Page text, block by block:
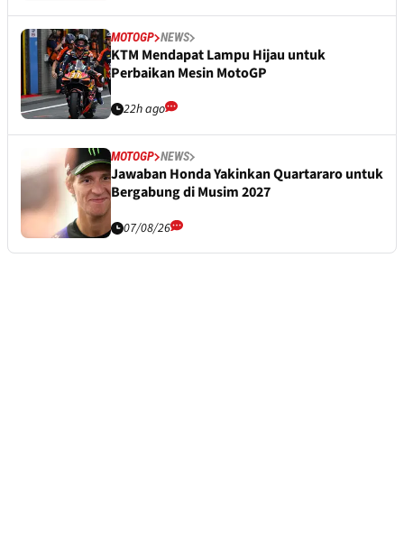
MOTOGP NEWS
KTM Mendapat Lampu Hijau untuk
Perbaikan Mesin MotoGP
22h ago
MOTOGP NEWS
Jawaban Honda Yakinkan Quartararo untuk
Bergabung di Musim 2027
07/08/26